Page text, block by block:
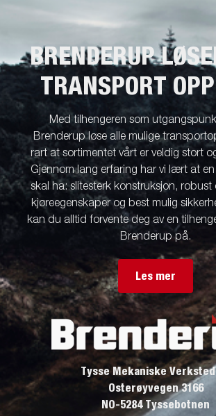
BRENDERUP
TRANSPORT
Med tilhengeren som
Brenderup løse alle mulige
rart at sortimentet vårt er veldig stort
Gjennom lang erfaring har vi lært at
skal ha: slitesterk konstruksjon, robust
kjøreegenskaper og best mulig
kan du alltid forvente deg av en
Brenderup på.
Les mer
Tysse Mekaniske Verksted
Osterøyvegen 3166
NO-5284 Tyssebotnen